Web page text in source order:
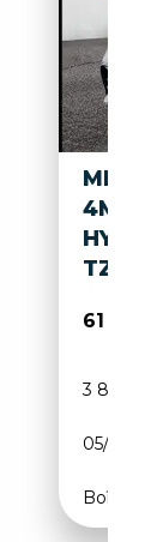
4M+
61 670€
3 852 km
05/2023
Boîte